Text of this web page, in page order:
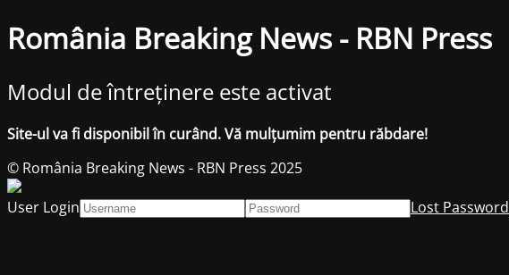
România Breaking News - RBN Press
Modul de întreținere este activat
Site-ul va fi disponibil în curând. Vă mulțumim pentru răbdare!
© România Breaking News - RBN Press 2025
User Login
Lost Password